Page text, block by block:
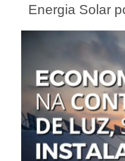
Energia Solar